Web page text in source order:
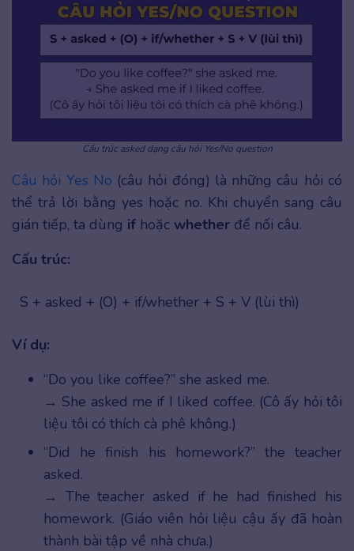
Cấu trúc asked dạng câu hỏi Yes/No question
Câu hỏi Yes No (câu hỏi đóng) là những câu hỏi có
thể trả lời bằng yes hoặc no. Khi chuyển sang câu
gián tiếp, ta dùng if hoặc whether để nối câu.
Cấu trúc:
S + asked + (O) + if/whether + S + V (lùi thì)
Ví dụ:
“Do you like coffee?” she asked me.
→ She asked me if I liked coffee. (Cô ấy hỏi tôi
liệu tôi có thích cà phê không.)
“Did he finish his homework?” the teacher
asked.
→ The teacher asked if he had finished his
homework. (Giáo viên hỏi liệu cậu ấy đã hoàn
thành bài tập về nhà chưa.)